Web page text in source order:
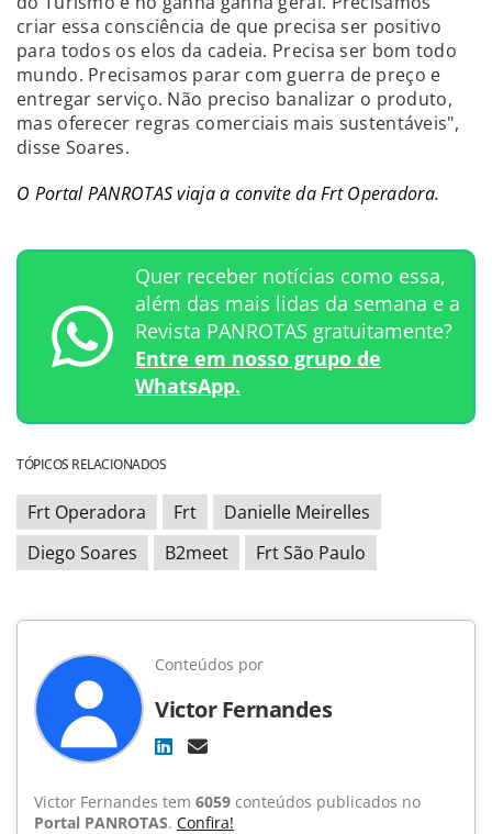
criar essa consciência de que precisa ser positivo
para todos os elos da cadeia. Precisa ser bom todo
mundo. Precisamos parar com guerra de preço e
entregar serviço. Não preciso banalizar o produto,
mas oferecer regras comerciais mais sustentáveis",
disse Soares.
O Portal PANROTAS viaja a convite da Frt Operadora.
Quer receber notícias como essa,
além das mais lidas da semana e a
Revista PANROTAS gratuitamente?
Entre em nosso grupo de
WhatsApp.
TÓPICOS RELACIONADOS
Frt Operadora Frt
Danielle Meirelles
Diego Soares
B2meet Frt São Paulo
Conteúdos por
Victor Fernandes
Victor Fernandes tem 6059 conteúdos publicados no
Portal PANROTAS. Confira!